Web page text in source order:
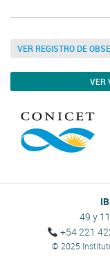
VER REGISTRO DE
VER
49 y
+54 221
© 2025